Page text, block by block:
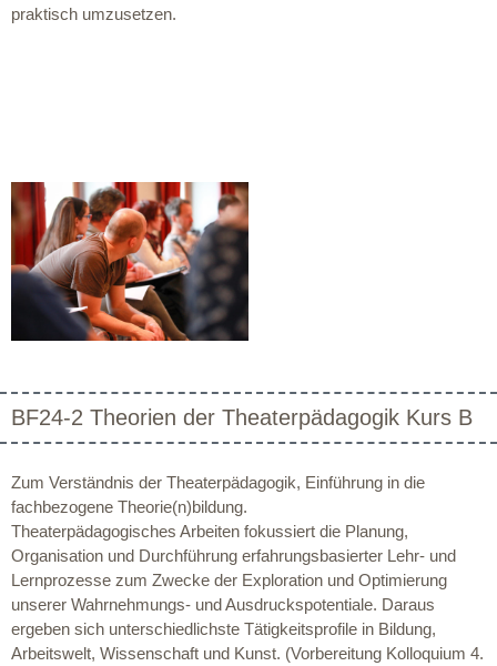
praktisch umzusetzen.
BF24-2 Theorien der Theaterpädagogik Kurs B
Zum Verständnis der Theaterpädagogik, Einführung in die
fachbezogene Theorie(n)bildung.
Theaterpädagogisches Arbeiten fokussiert die Planung,
Organisation und Durchführung erfahrungsbasierter Lehr- und
Lernprozesse zum Zwecke der Exploration und Optimierung
unserer Wahrnehmungs- und Ausdruckspotentiale. Daraus
ergeben sich unterschiedlichste Tätigkeitsprofile in Bildung,
Arbeitswelt, Wissenschaft und Kunst. (Vorbereitung Kolloquium 4.